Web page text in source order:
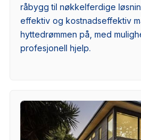
råbygg til nøkkelferdige
effektiv og kostnadseffektiv
hyttedrømmen på, med
profesjonell hjelp.